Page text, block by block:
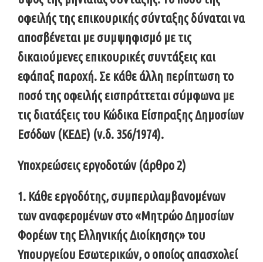
οφειλής της επικουρικής σύνταξης δύναται να
αποσβένεται με συμψηφισμό με τις
δικαιούμενες επικουρικές συντάξεις και
εφάπαξ παροχή. Σε κάθε άλλη περίπτωση το
ποσό της οφειλής εισπράττεται σύμφωνα με
τις διατάξεις του Κώδικα Είσπραξης Δημοσίων
Εσόδων (ΚΕΔΕ) (ν.δ. 356/1974).
Υποχρεώσεις εργοδοτών (άρθρο 2)
1. Κάθε εργοδότης, συμπεριλαμβανομένων
των αναφερομένων στο «Μητρώο Δημοσίων
Φορέων της Ελληνικής Διοίκησης» του
Υπουργείου Εσωτερικών, ο οποίος απασχολεί